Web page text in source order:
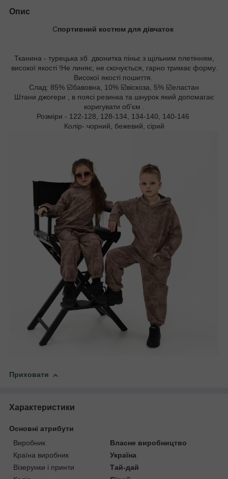
Опис
Спортивний костюм для дівчаток
Тканина - турецька хб двонитка піньє з щільним плетінням,
високої якості !Не линяє, не скочується, гарно тримає форму.
Високої якості пошиття.
Слад: 85% ☑️бавовна, 10% ☑️віскоза, 5% ☑️еластан
Штани джогери , в поясі резинка та шнурок який допомагає
коригувати об'єм .
Розміри - 122-128, 128-134, 134-140, 140-146
Колір- чорний, бежевий, сірий
Приховати
Характеристики
Основні атрибути
Виробник
Власне виробництво
Країна виробник
Україна
Візерунки і принти
Тай-дай